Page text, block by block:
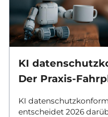
KI
Der Praxis-
KI
entscheidet 2026